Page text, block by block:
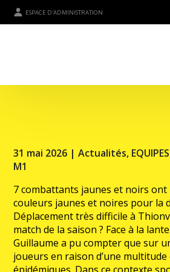
ESPACE D'ADMINISTRATION
31 mai 2026 |Actualités,
M1
7 combattants jaunes et noirs
couleurs jaunes et noires pour la
Déplacement très difficile à
match de la saison ? Face à la
Guillaume a pu compter que sur
joueurs en raison d’une